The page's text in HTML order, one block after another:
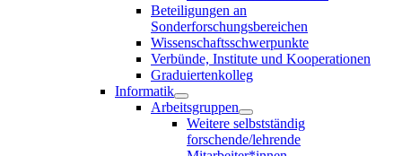
Beteiligungen an
Sonderforschungsbereichen
Wissenschaftsschwerpunkte
Verbünde, Institute und Kooperationen
Graduiertenkolleg
Informatik
Arbeitsgruppen
Weitere selbstständig
forschende/lehrende